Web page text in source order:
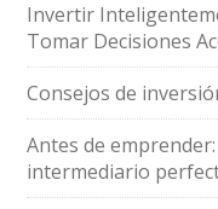
Invertir
Tomar Decisiones
Consejos de
Antes de
intermediario